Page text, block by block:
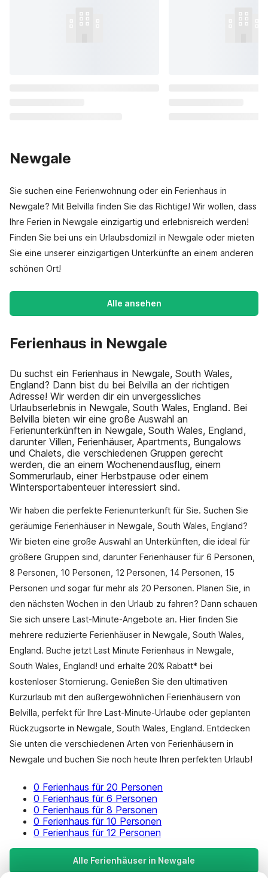
Newgale
Sie suchen eine Ferienwohnung oder ein Ferienhaus in
Newgale? Mit Belvilla finden Sie das Richtige! Wir wollen, dass
Ihre Ferien in Newgale einzigartig und erlebnisreich werden!
Finden Sie bei uns ein Urlaubsdomizil in Newgale oder mieten
Sie eine unserer einzigartigen Unterkünfte an einem anderen
schönen Ort!
Alle ansehen
Ferienhaus in Newgale
Du suchst ein Ferienhaus in Newgale, South Wales,
England? Dann bist du bei Belvilla an der richtigen
Adresse! Wir werden dir ein unvergessliches
Urlaubserlebnis in Newgale, South Wales, England. Bei
Belvilla bieten wir eine große Auswahl an
Ferienunterkünften in Newgale, South Wales, England,
darunter Villen, Ferienhäuser, Apartments, Bungalows
und Chalets, die verschiedenen Gruppen gerecht
werden, die an einem Wochenendausflug, einem
Sommerurlaub, einer Herbstpause oder einem
Wintersportabenteuer interessiert sind.
Wir haben die perfekte Ferienunterkunft für Sie. Suchen Sie
geräumige Ferienhäuser in Newgale, South Wales, England?
Wir bieten eine große Auswahl an Unterkünften, die ideal für
größere Gruppen sind, darunter Ferienhäuser für 6 Personen,
8 Personen, 10 Personen, 12 Personen, 14 Personen, 15
Personen und sogar für mehr als 20 Personen. Planen Sie, in
den nächsten Wochen in den Urlaub zu fahren? Dann schauen
Sie sich unsere Last-Minute-Angebote an. Hier finden Sie
mehrere reduzierte Ferienhäuser in Newgale, South Wales,
England. Buche jetzt Last Minute Ferienhaus in Newgale,
South Wales, England! und erhalte 20% Rabatt* bei
kostenloser Stornierung. Genießen Sie den ultimativen
Kurzurlaub mit den außergewöhnlichen Ferienhäusern von
Belvilla, perfekt für Ihre Last-Minute-Urlaube oder geplanten
Rückzugsorte in Newgale, South Wales, England. Entdecken
Sie unten die verschiedenen Arten von Ferienhäusern in
Newgale und buchen Sie noch heute Ihren perfekten Urlaub!
0 Ferienhaus für 20 Personen
0 Ferienhaus für 6 Personen
0 Ferienhaus für 8 Personen
0 Ferienhaus für 10 Personen
0 Ferienhaus für 12 Personen
Alle Ferienhäuser in Newgale